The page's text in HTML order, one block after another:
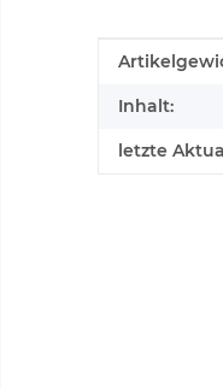
Wert
Inhalt:
letzte